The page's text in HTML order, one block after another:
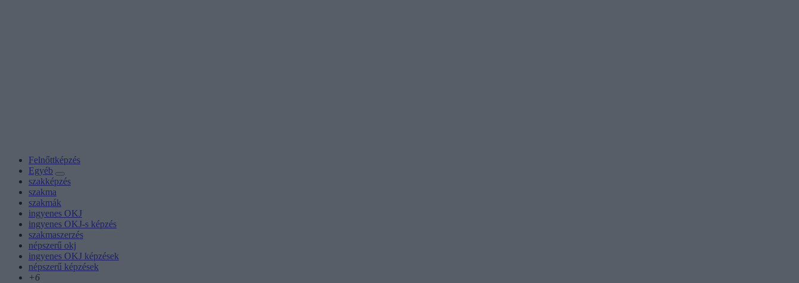
Felnőttképzés
Egyéb
szakképzés
szakma
szakmák
ingyenes OKJ
ingyenes OKJ-s képzés
szakmaszerzés
népszerű okj
ingyenes OKJ képzések
népszerű képzések
+6